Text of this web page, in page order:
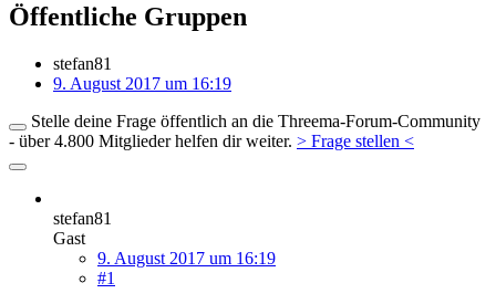
Öffentliche Gruppen
stefan81
9. August 2017 um 16:19
Stelle deine Frage öffentlich an die Threema-Forum-Community
- über 4.800 Mitglieder helfen dir weiter. > Frage stellen <
stefan81
Gast
9. August 2017 um 16:19
#1